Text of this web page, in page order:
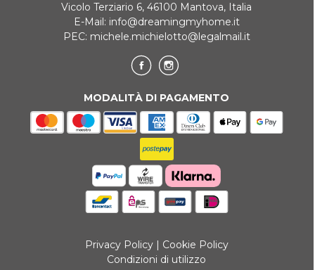
Vicolo Terziario 6, 46100 Mantova, Italia
E-Mail: info@dreamingmyhome.it
PEC: michele.michielotto@legalmail.it
MODALITÀ DI PAGAMENTO
Privacy Policy| Cookie Policy
Condizioni di utilizzo